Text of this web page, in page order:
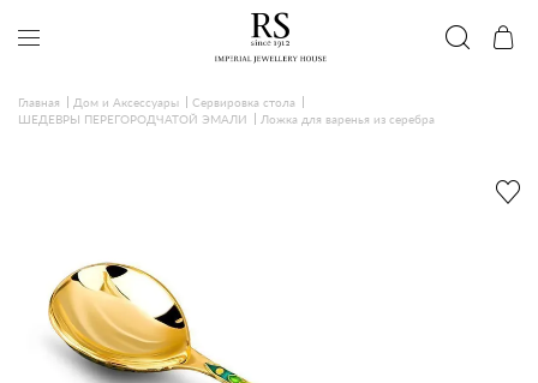
Главная Дом и Аксессуары
Сервировка стола
ШЕДЕВРЫ ПЕРЕГОРОДЧАТОЙ ЭМАЛИ
Ложка для варенья из серебра